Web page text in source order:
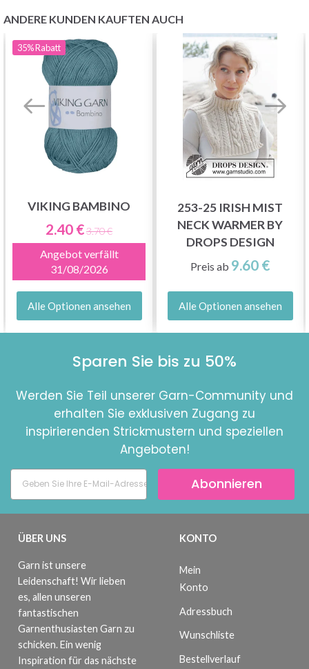
ANDERE KUNDEN KAUFTEN AUCH
35%Rabatt
VIKING BAMBINO
2.40 €3.70 €
Angebot verfällt
31/08/2026
Alle Optionen ansehen
253-25 IRISH MIST
NECK WARMER BY
DROPS DESIGN
Preis ab 9.60 €
Alle Optionen ansehen
Sparen Sie bis zu 50%
Werden Sie Teil unserer Garn-Community und
erhalten Sie exklusiven Zugang zu
inspirierenden Strickmustern und speziellen
Angeboten!
Abonnieren
ÜBER UNS
Garn ist unsere
Leidenschaft! Wir lieben
es, allen unseren
fantastischen
Garnenthusiasten Garn zu
schicken. Ein wenig
Inspiration für das nächste
KONTO
Mein
Konto
Adressbuch
Wunschliste
Bestellverlauf